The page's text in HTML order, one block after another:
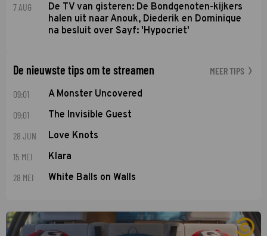
7 AUG
De TV van gisteren: De Bondgenoten-kijkers
halen uit naar Anouk, Diederik en Dominique
na besluit over Sayf: 'Hypocriet'
De nieuwste tips om te streamen MEER TIPS
09:01 A Monster Uncovered
09:01 The Invisible Guest
28 JUN Love Knots
15 MEI Klara
28 MEI White Balls on Walls